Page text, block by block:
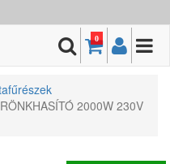
0
2000W 230V